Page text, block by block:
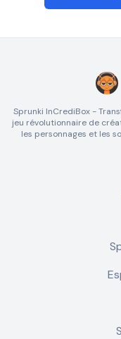
Sprunki InCrediBox -
jeu révolutionnaire de
les personnages et les